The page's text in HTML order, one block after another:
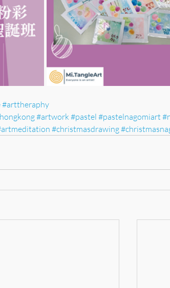
#arttheraphy
#artwork #pastel #pastelnagomiart
#christmasdrawing